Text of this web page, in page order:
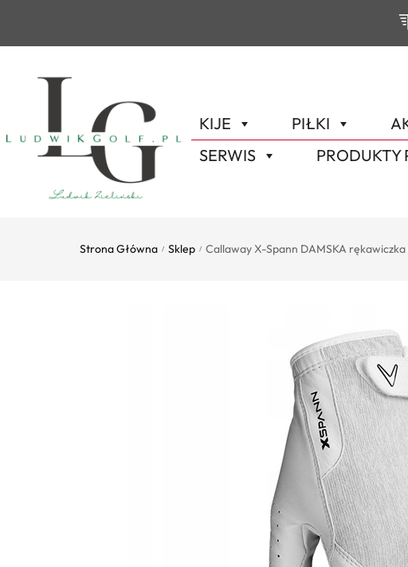
KIJE PIŁKI
SERWIS
PRODUKTY
Strona Główna / Sklep / Callaway X-Spann DAMSKA rękawiczka